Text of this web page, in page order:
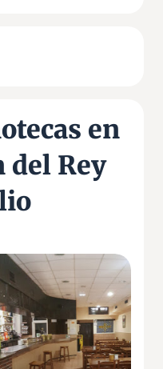
en
del Rey